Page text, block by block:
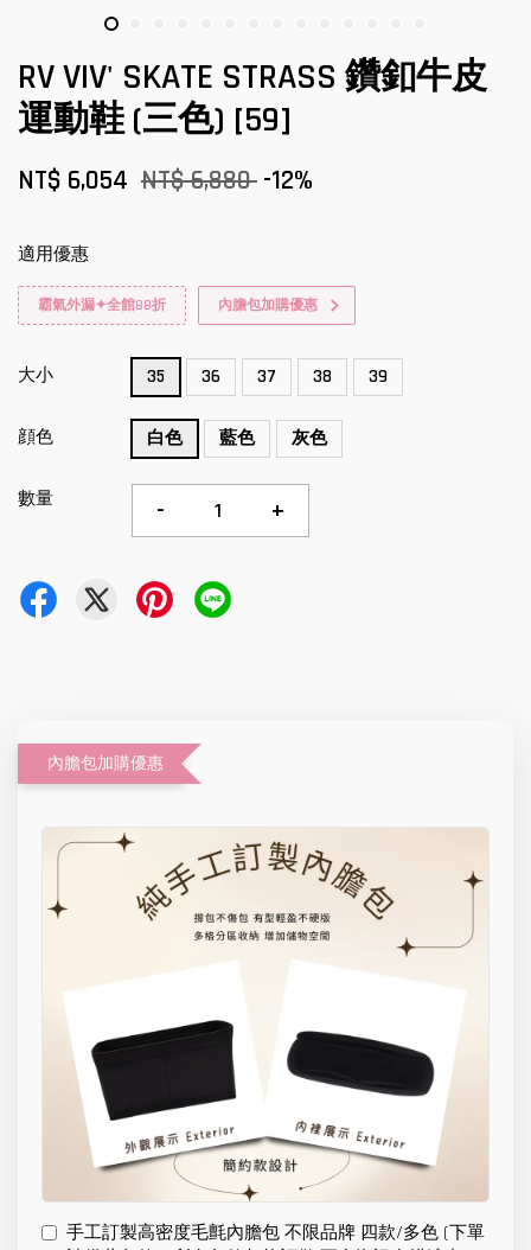
RV VIV' SKATE STRASS 鑽釦牛皮
運動鞋 (三色) [59]
NT$ 6,054 NT$ 6,880 -12%
適用優惠
霸氣外漏✦全館88折 內膽包加購優惠
大小 35 36 37 38 39
顔色 白色 藍色 灰色
數量 - +
內膽包加購優惠
手工訂製高密度毛氈內膽包 不限品牌 四款/多色 (下單